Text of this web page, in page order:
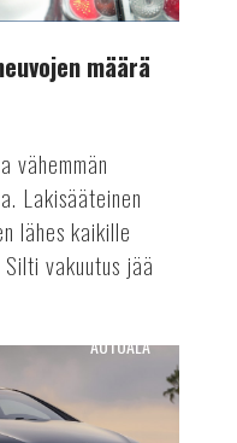
määrä
vähemmän
Lakisääteinen
lähes kaikille
vakuutus jää
AUTOALA